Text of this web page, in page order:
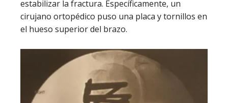
estabilizar la fractura. Específicamente, un
cirujano ortopédico puso una placa y tornillos en
el hueso superior del brazo.